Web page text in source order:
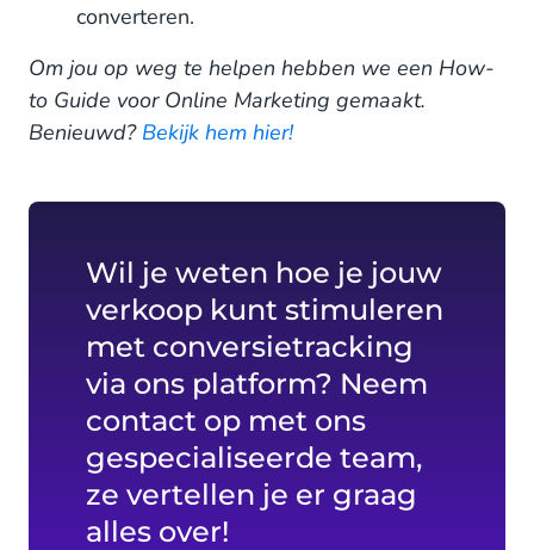
converteren.
Om jou op weg te helpen hebben we een How-
to Guide voor Online Marketing gemaakt.
Benieuwd? Bekijk hem hier!
Wil je weten hoe je jouw
verkoop kunt stimuleren
met conversietracking
via ons platform? Neem
contact op met ons
gespecialiseerde team,
ze vertellen je er graag
alles over!